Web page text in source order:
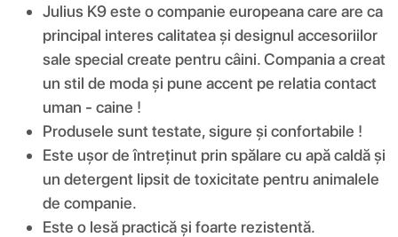
Julius K9 este o companie europeana care are ca
principal interes calitatea și designul accesoriilor
sale special create pentru câini. Compania a creat
un stil de moda și pune accent pe relatia contact
uman - caine !
Produsele sunt testate, sigure și confortabile !
Este ușor de întreținut prin spălare cu apă caldă şi
un detergent lipsit de toxicitate pentru animalele
de companie.
Este o lesă practică și foarte rezistentă.